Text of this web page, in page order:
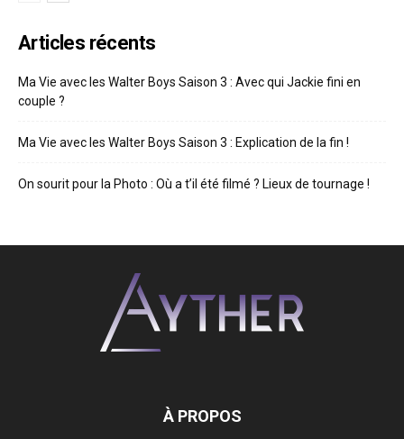
Articles récents
Ma Vie avec les Walter Boys Saison 3 : Avec qui Jackie fini en
couple ?
Ma Vie avec les Walter Boys Saison 3 : Explication de la fin !
On sourit pour la Photo : Où a t’il été filmé ? Lieux de tournage !
À PROPOS